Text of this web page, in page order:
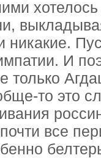
никакие.
И
только
то это
все